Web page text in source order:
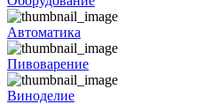
Автоматика
Пивоварение
Виноделие